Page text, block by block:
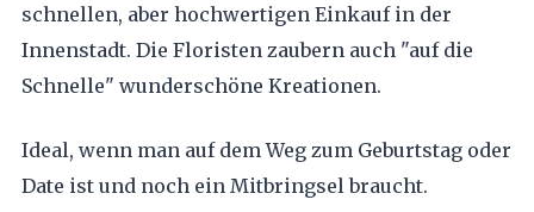
schnellen, aber hochwertigen Einkauf in der
Innenstadt. Die Floristen zaubern auch "auf die
Schnelle" wunderschöne Kreationen.
Ideal, wenn man auf dem Weg zum Geburtstag oder
Date ist und noch ein Mitbringsel braucht.